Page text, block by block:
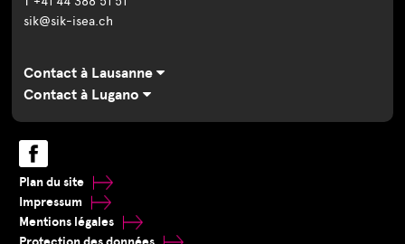
sik@sik-isea.ch
Contact à Lausanne
Contact à Lugano
Plan du site
Impressum
Mentions légales